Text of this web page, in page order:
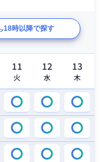
18時以降で探す
11
火
12
水
13
木